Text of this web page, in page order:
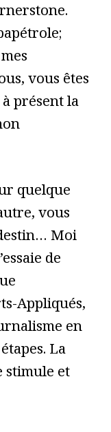
vous êtes
présent la
quelque
vous
Moi
de
Appliqués,
en
La
stimule et